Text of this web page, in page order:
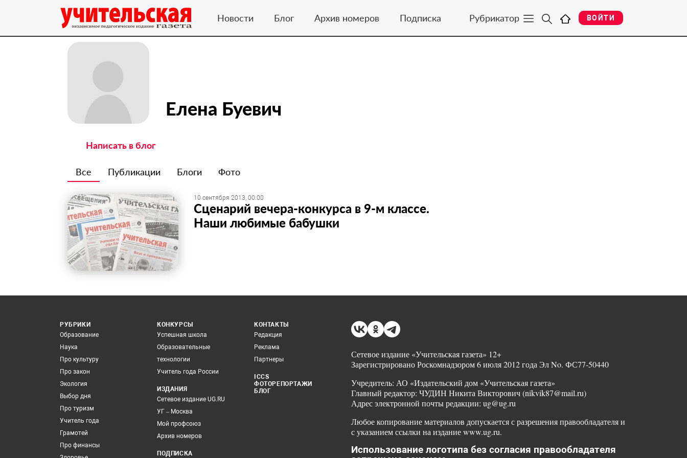
Новости Блог Архив номеров Подписка Рубрикатор ВОЙТИ
Елена Буевич
Написать в блог
Все Публикации Блоги Фото
10 сентября 2013, 00:00
Сценарий вечера-конкурса в 9-м классе.
Наши любимые бабушки
РУБРИКИ
Образование
Наука
Про культуру
Про закон
Экология
Выбор дня
Про туризм
Учитель года
Грамотей
Про финансы
КОНКУРСЫ
Успешная школа
Образовательные
технологии
Учитель года России
ИЗДАНИЯ
Сетевое издание UG.RU
УГ – Москва
Мой профсоюз
Архив номеров
ПОДПИСКА
КОНТАКТЫ
Редакция
Реклама
Партнеры
ICCS
ФОТОРЕПОРТАЖИ
БЛОГ
Сетевое издание «Учительская газета» 12+
Зарегистрировано Роскомнадзором 6 июля 2012 года Эл No. ФС77-50440
Учредитель: АО «Издательский дом «Учительская газета»
Главный редактор: ЧУДИН Никита Викторович (nikvik87@mail.ru)
Адрес электронной почты редакции: ug@ug.ru
Любое копирование материалов допускается с разрешения правообладателя и
с указанием ссылки на издание www.ug.ru.
Использование логотипа без согласия правообладателя